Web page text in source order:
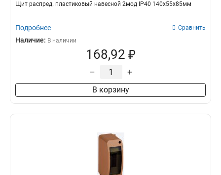
Щит распред. пластиковый навесной 2мод IP40 140х55х85мм
Подробнее Сравнить
Наличие: В наличии
168,92 ₽
– +
В корзину